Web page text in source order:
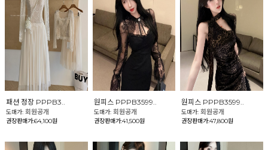
패션 정장 PPPB3..
도매가: 회원공개
권장판매가:64,100원
원피스 PPPB3599..
도매가: 회원공개
권장판매가:41,500원
원피스 PPPB3599..
도매가:회원공개
권장판매가:47,800원